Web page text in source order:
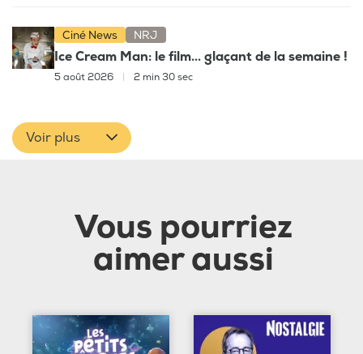
Ciné News NRJ
Ice Cream Man: le film... glaçant de la semaine !
5 août 2026 2 min 30 sec
Voir plus
Vous pourriez
aimer aussi